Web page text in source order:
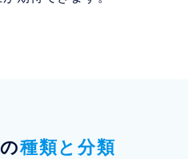
種類と分類